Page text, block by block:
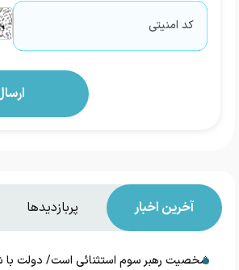
آخرین اخبار پربازدیدها
شخصیت رهبر سوم استثنائی است/ دولت با